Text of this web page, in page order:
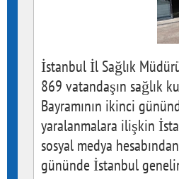
İstanbul İl Sağlık
869 vatandaşın sağlık
Bayramının ikinci
yaralanmalara ilişkin
sosyal medya
gününde İstanbul